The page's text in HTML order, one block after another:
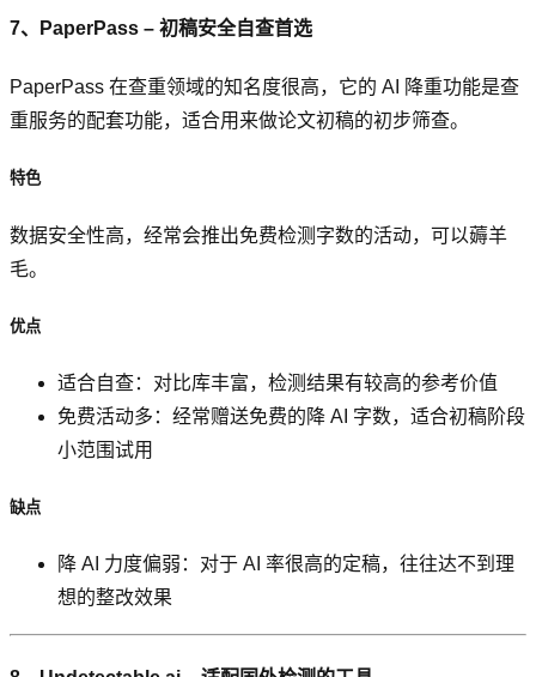
7、PaperPass – 初稿安全自查首选
PaperPass 在查重领域的知名度很高，它的 AI 降重功能是查
重服务的配套功能，适合用来做论文初稿的初步筛查。
特色
数据安全性高，经常会推出免费检测字数的活动，可以薅羊
毛。
优点
适合自查：对比库丰富，检测结果有较高的参考价值
免费活动多：经常赠送免费的降 AI 字数，适合初稿阶段
小范围试用
缺点
降 AI 力度偏弱：对于 AI 率很高的定稿，往往达不到理
想的整改效果